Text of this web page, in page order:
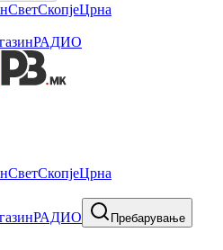
СветСкопјеЦрна
РАДИО
СветСкопјеЦрна
РАДИО Пребарување